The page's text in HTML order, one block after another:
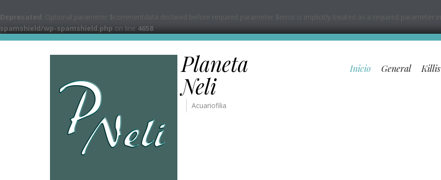
Deprecated : Optional parameter $commentdata declared before required parameter $error is implicitly treated as a required parameter in
spamshield/wp-spamshield.php on line 4658
Planeta
Neli
Acuariofilia
Inicio General Killis